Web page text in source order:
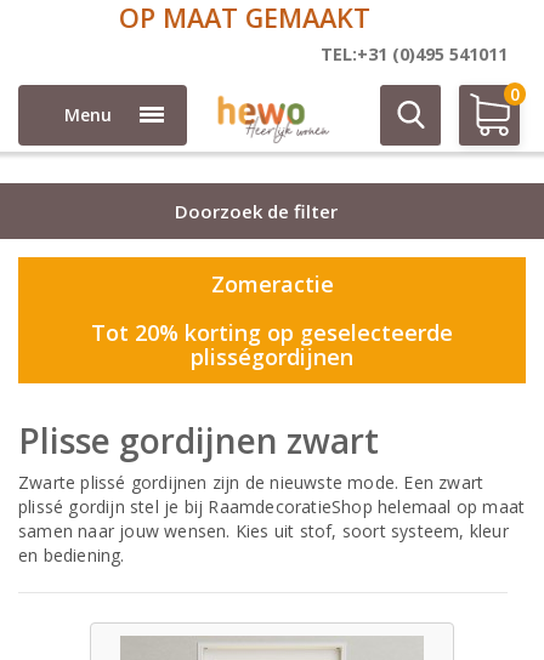
5 JAAR GARANTIE
TEL:+31 (0)495 541011
Menu
0
Plisse
Doorzoek de filter
Zomeractie
Tot 20% korting op geselecteerde
plisségordijnen
Plisse gordijnen zwart
Zwarte plissé gordijnen zijn de nieuwste mode. Een zwart
plissé gordijn stel je bij RaamdecoratieShop helemaal op maat
samen naar jouw wensen. Kies uit stof, soort systeem, kleur
en bediening.